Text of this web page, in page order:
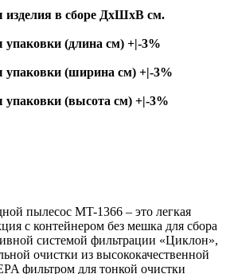
изделия в сборе ДxШxВ см.
(длина см) +|-3%
упаковки (ширина см) +|-3%
упаковки (высота см) +|-3%
пылесос MT-1366 – это легкая
с контейнером без мешка для сбора
системой фильтрации «Циклон»,
очистки из высококачественной
фильтром для тонкой очистки